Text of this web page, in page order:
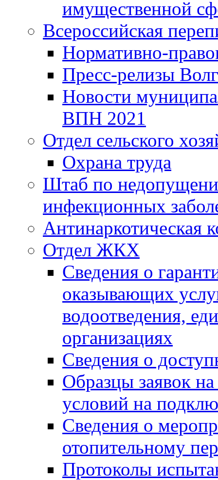
имущественной
Всероссийская
Нормативно-
Пресс-релизы
Новости
ВПН 2021
Отдел сельского
Охрана труда
Штаб по
инфекционных
Антинаркотическая
Отдел ЖКХ
Сведения о
оказывающих
водоотведения,
организациях
Сведения о
Образцы заявок
условий на
Сведения о
отопительному
Протоколы